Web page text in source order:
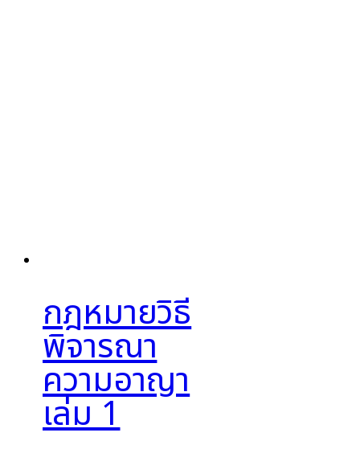
กฎหมายวิธี
พิจารณา
ความอาญา
เล่ม 1